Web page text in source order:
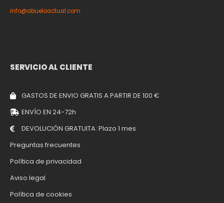
info@abueloactual.com
SERVICIO AL CLIENTE
GASTOS DE ENVIO GRATIS A PARTIR DE 100 €
ENVÍO EN 24-72h
DEVOLUCIÓN GRATUITA: Plazo 1 mes
Preguntas frecuentes
Política de privacidad
Aviso legal
Política de cookies